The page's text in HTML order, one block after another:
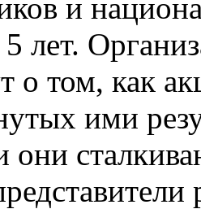
и
лет.
о том, как
ими
они